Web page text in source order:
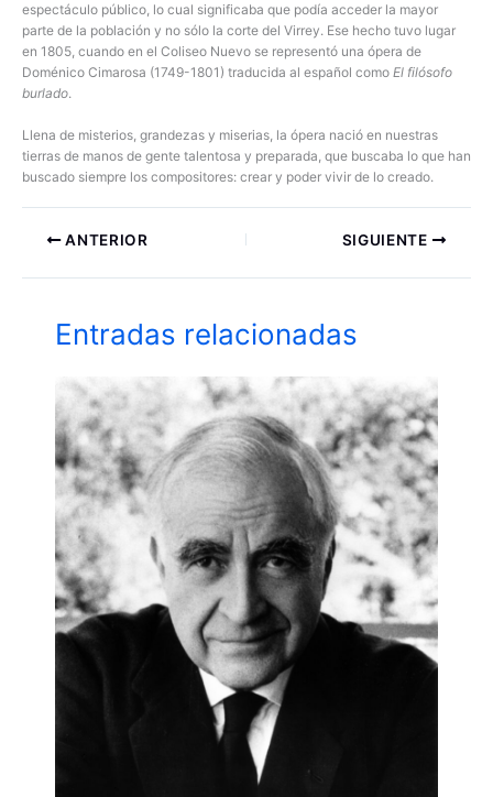
espectáculo público, lo cual significaba que podía acceder la mayor
parte de la población y no sólo la corte del Virrey. Ese hecho tuvo lugar
en 1805, cuando en el Coliseo Nuevo se representó una ópera de
Doménico Cimarosa (1749-1801) traducida al español como El filósofo
burlado.
Llena de misterios, grandezas y miserias, la ópera nació en nuestras
tierras de manos de gente talentosa y preparada, que buscaba lo que han
buscado siempre los compositores: crear y poder vivir de lo creado.
ANTERIOR SIGUIENTE
Entradas relacionadas